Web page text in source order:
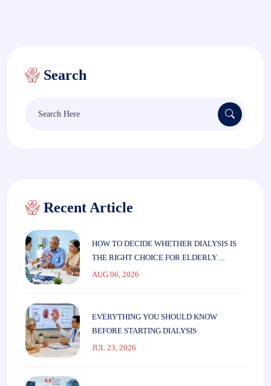
Search
Recent Article
HOW TO DECIDE WHETHER DIALYSIS IS
THE RIGHT CHOICE FOR ELDERLY
PARENTS
AUG 06, 2026
EVERYTHING YOU SHOULD KNOW
BEFORE STARTING DIALYSIS
JUL 23, 2026